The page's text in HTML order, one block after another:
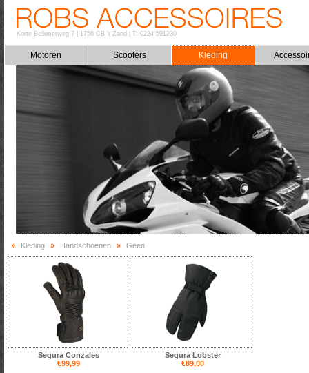
Korte Belkmerweg 7| 1756 CB 't Zand T: 0224 591230
Motoren Scooters Kleding
» Kleding » Handschoenen » Geen
Segura Conzales
€99,99
Segura Lobster
€89,00